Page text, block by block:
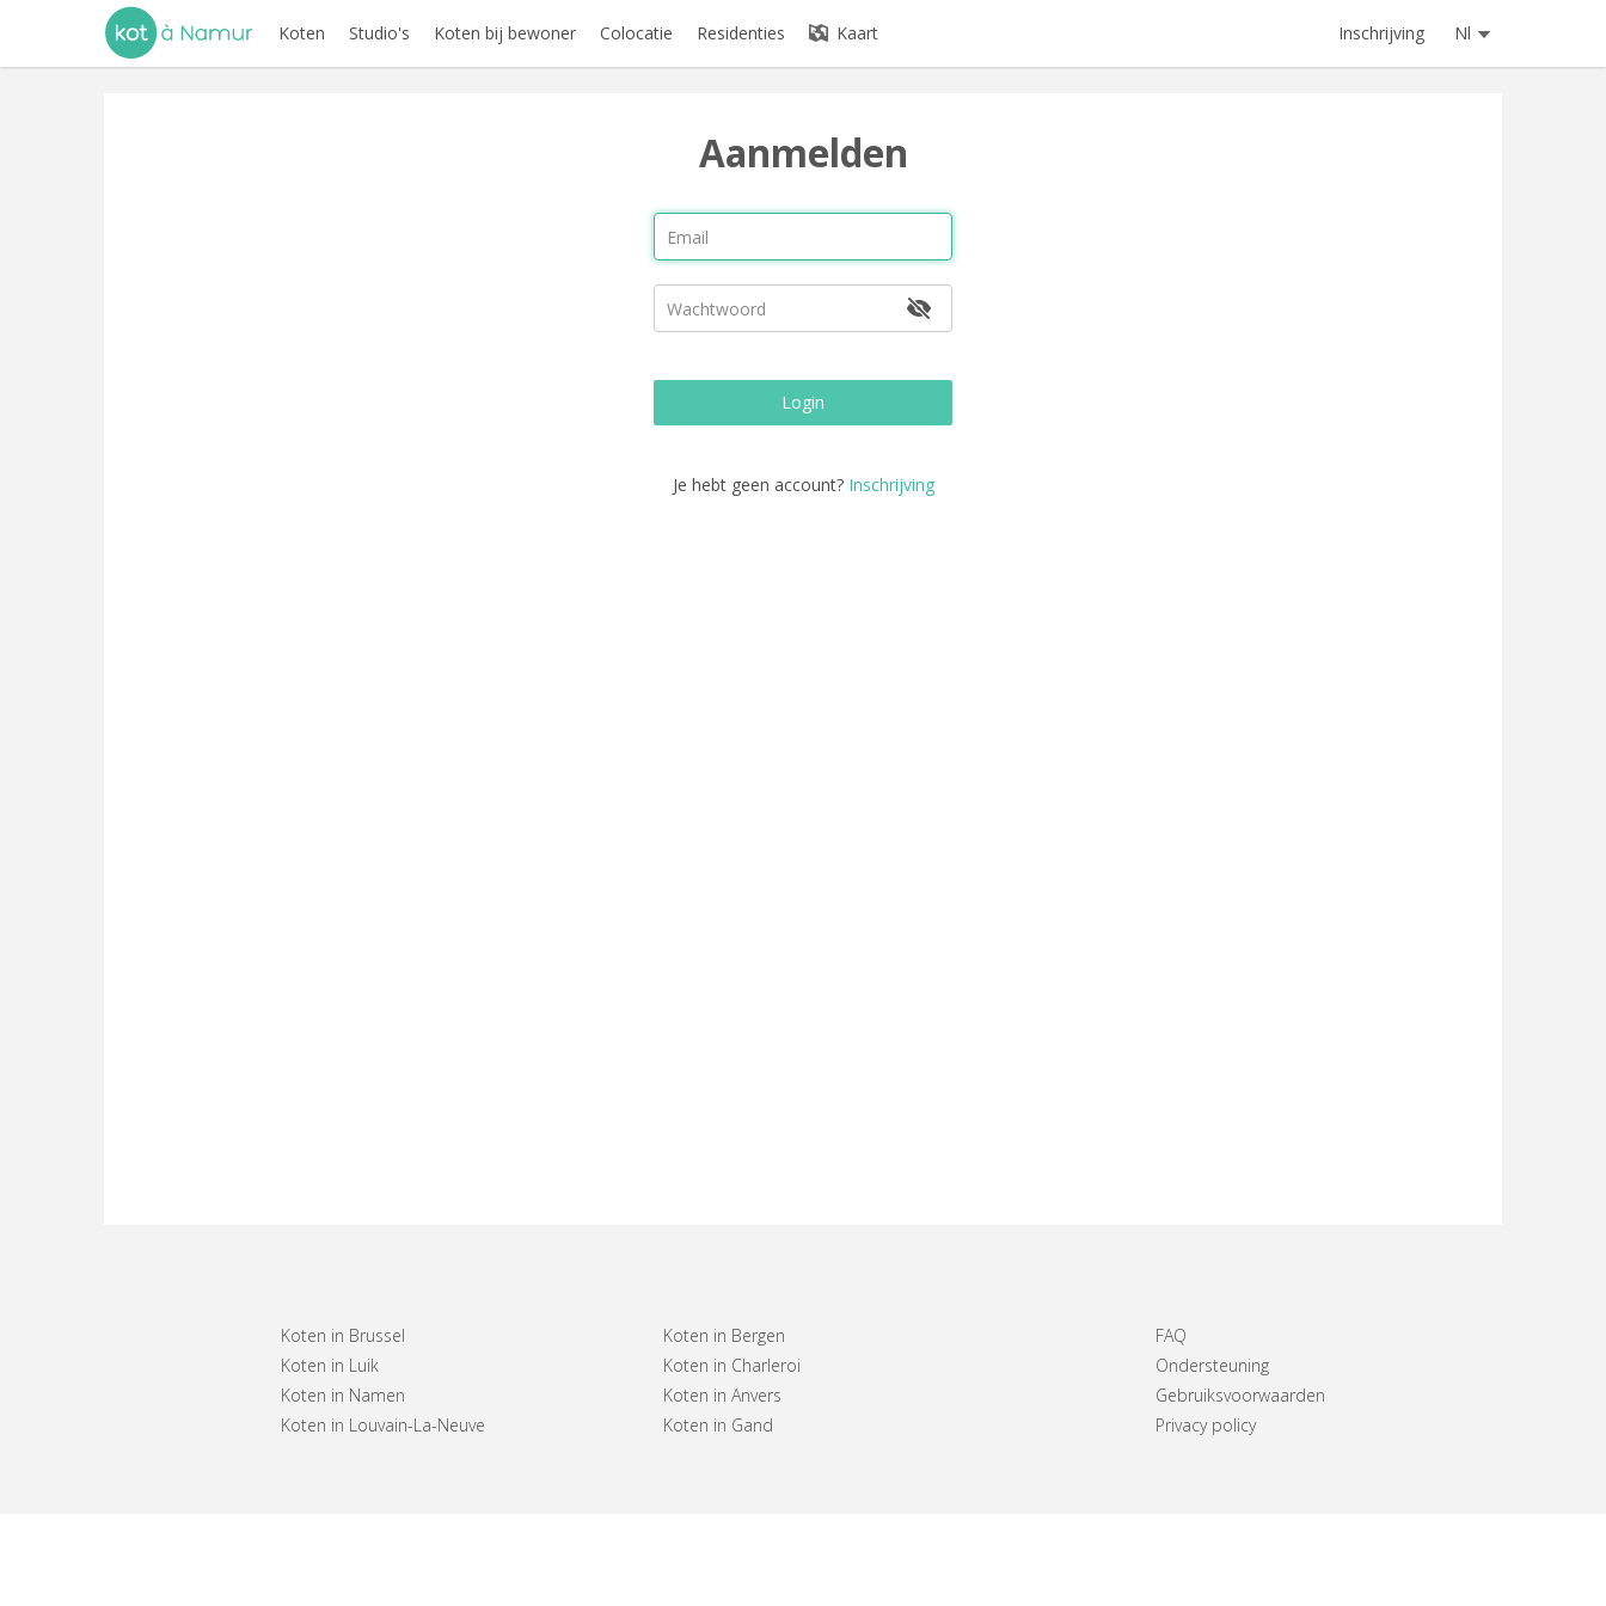
Koten Studio's Koten bij bewoner Colocatie Residenties Kaart Inschrijving Nl
Aanmelden
Login
Je hebt geen account? Inschrijving
Koten in Brussel
Koten in Luik
Koten in Namen
Koten in Louvain-La-Neuve
Koten in Bergen
Koten in Charleroi
Koten in Anvers
Koten in Gand
FAQ
Ondersteuning
Gebruiksvoorwaarden
Privacy policy